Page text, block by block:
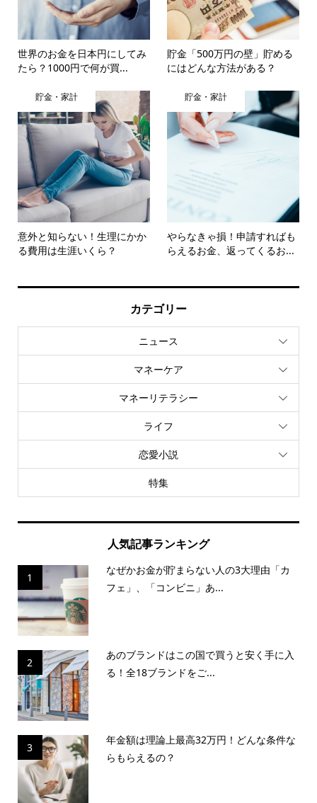
世界のお金を日本円にしてみ
たら？1000円で何が買...
貯金「500万円の壁」貯める
にはどんな方法がある？
貯金・家計
意外と知らない！生理にかか
る費用は生涯いくら？
貯金・家計
やらなきゃ損！申請すればも
らえるお金、返ってくるお...
カテゴリー
ニュース
マネーケア
マネーリテラシー
ライフ
恋愛小説
特集
人気記事ランキング
1
なぜかお金が貯まらない人の3大理由「カ
フェ」、「コンビニ」あ...
2
あのブランドはこの国で買うと安く手に入
る！全18ブランドをご...
3
年金額は理論上最高32万円！どんな条件な
らもらえるの？